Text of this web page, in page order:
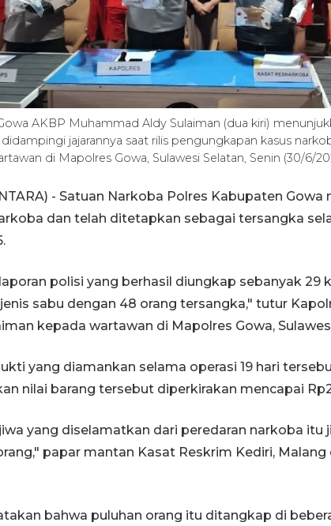
AKBP Muhammad Aldy Sulaiman (dua kiri)
jajarannya saat rilis pengungkapan kasus
di Mapolres Gowa, Sulawesi Selatan, Senin (30/6/
- Satuan Narkoba Polres Kabupaten
dan telah ditetapkan sebagai tersangka
polisi yang berhasil diungkap sebanyak 29
sabu dengan 48 orang tersangka," tutur
kepada wartawan di Mapolres Gowa,
yang diamankan selama operasi 19 hari
nilai barang tersebut diperkirakan mencapai
yang diselamatkan dari peredaran narkoba itu
papar mantan Kasat Reskrim Kediri, Malang
bahwa puluhan orang itu ditangkap di